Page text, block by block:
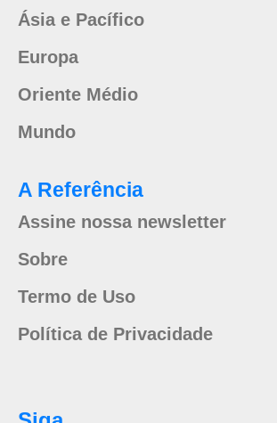
Ásia e Pacífico
Europa
Oriente Médio
Mundo
A Referência
Assine nossa newsletter
Sobre
Termo de Uso
Política de Privacidade